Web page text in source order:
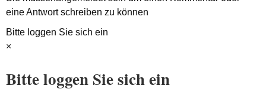
eine Antwort schreiben zu können
Bitte loggen Sie sich ein
×
Bitte loggen Sie sich ein